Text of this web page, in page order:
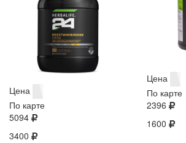
Цена
По карте
5094
3400
Цена
По карте
2396
1600